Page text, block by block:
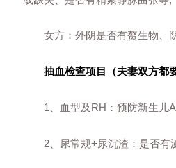
女方：外阴是否有赘生物、阴
抽血检查项目（夫妻双方都要
1、血型及RH：预防新生儿
2、尿常规+尿沉渣：是否有